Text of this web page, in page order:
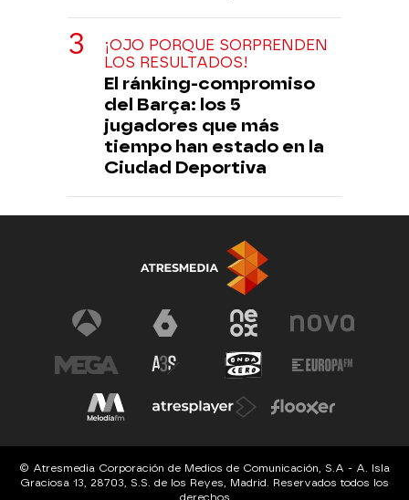
¡OJO PORQUE SORPRENDEN
LOS RESULTADOS!
El ránking-compromiso
del Barça: los 5
jugadores que más
tiempo han estado en la
Ciudad Deportiva
© Atresmedia Corporación de Medios de Comunicación, S.A - A. Isla
Graciosa 13, 28703, S.S. de los Reyes, Madrid. Reservados todos los
derechos